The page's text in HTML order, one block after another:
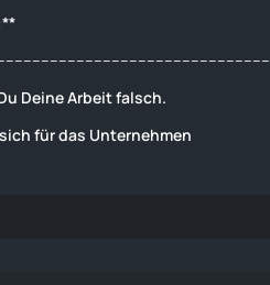
Deine Arbeit falsch.
für das Unternehmen